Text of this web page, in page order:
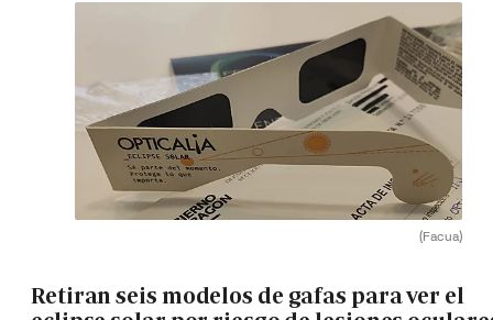
(Facua)
Retiran seis modelos de gafas para ver el